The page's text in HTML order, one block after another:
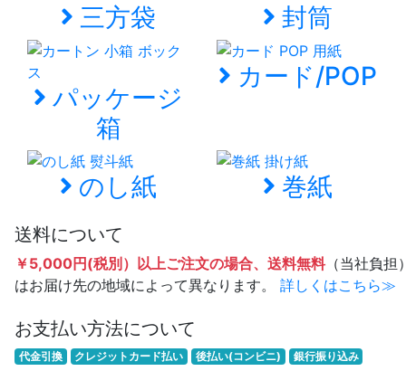
三方袋 封筒
パッケージ
箱
カード/POP
のし紙 巻紙
送料について
￥5,000円(税別）以上ご注文の場合、送料無料（当社負担
はお届け先の地域によって異なります。
詳しくはこちら≫
お支払い方法について
代金引換 クレジットカード払い 後払い(コンビニ) 銀行振り込み